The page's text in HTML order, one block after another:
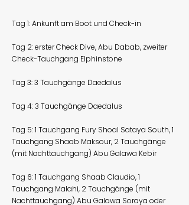
Tag 1: Ankunft am Boot und Check-in
Tag 2: erster Check Dive, Abu Dabab, zweiter
Check-Tauchgang Elphinstone
Tag 3: 3 Tauchgänge Daedalus
Tag 4: 3 Tauchgänge Daedalus
Tag 5: 1 Tauchgang Fury Shoal Sataya South, 1
Tauchgang Shaab Maksour, 2 Tauchgänge
(mit Nachttauchgang) Abu Galawa Kebir
Tag 6: 1 Tauchgang Shaab Claudio, 1
Tauchgang Malahi, 2 Tauchgänge (mit
Nachttauchgang) Abu Galawa Soraya oder